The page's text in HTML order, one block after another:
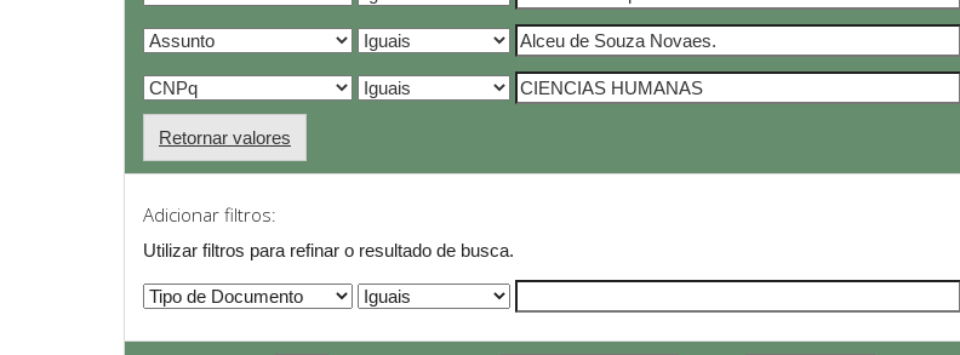
Retornar valores
Adicionar filtros:
Utilizar filtros para refinar o resultado de busca.